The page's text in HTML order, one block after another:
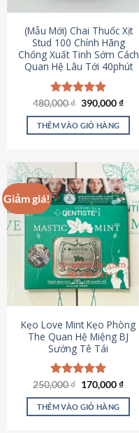
được
chọn
trên
trang
sản
phẩm
(Mẫu Mới) Chai Thuốc Xịt
Stud 100 Chính Hãng
Chống Xuất Tinh Sớm Cách
Quan Hệ Lâu Tới 40phút
Được xếp
hạng5.00
5 sao
480,000₫ Giá
là:
480,000 ₫.
390,000₫Giá
tại
THÊM VÀO GIỎ HÀNG
Giảm giá!
Kẹo Love Mint Kẹo Phòng
The Quan Hệ Miệng BJ
Sướng Tê Tái
Được xếp
hạng5.00
5 sao
250,000₫ Giá
là:
250,000 ₫.
170,000₫Giá
tại
THÊM VÀO GIỎ HÀNG